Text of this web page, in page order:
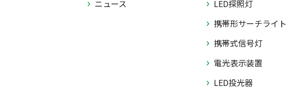
ニュース
LED探照灯
携帯形サーチライト
携帯式信号灯
電光表示装置
LED投光器